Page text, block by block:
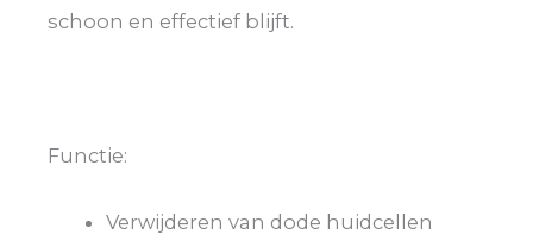
schoon en effectief blijft.
Functie:
Verwijderen van dode huidcellen